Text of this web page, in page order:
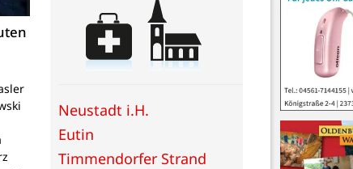
Neustadt i.H.
Eutin
Timmendorfer Strand